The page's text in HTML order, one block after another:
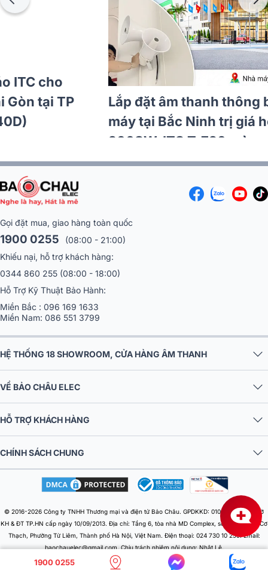
Lắp đặt âm thanh thông báo ITC cho
Công ty TNHH Daspace Sài Gòn tại TP
HCM (ITC T-105, ITC T-B240D)
Gọi đặt mua, giao hàng toàn quốc
1900 0255
(08:00 - 21:00)
Khiếu nại, hỗ trợ khách hàng:
0344 860 255 (08:00 - 18:00)
Hỗ Trợ Kỹ Thuật Bảo Hành:
Miền Bắc : 096 169 1633
Miền Nam: 086 551 3799
HỆ THỐNG 18 SHOWROOM, CỬA HÀNG ÂM THANH
VỀ BẢO CHÂU ELEC
HỖ TRỢ KHÁCH HÀNG
CHÍNH SÁCH CHUNG
© 2016-2026 Công ty TNHH Thương mại và điện tử Bảo Châu. GPDKKD: 0106303879 do Sở
KH & ĐT TP.HN cấp ngày 10/09/2013. Địa chỉ: Tầng 6, tòa nhà MD Complex, số 68 Nguyễn Cơ
Thạch, Phường Từ Liêm, Thành phố Hà Nội, Việt Nam. Điện thoại: 024 730 10 255. Email:
baochauelec@gmail.com. Chịu trách nhiệm nội dung: Nhật Lệ.
1900 0255